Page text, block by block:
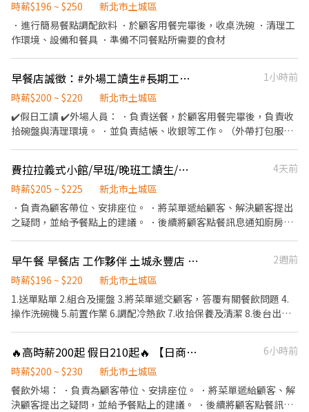
確認班表) ⭕工作內容 ▪外場 帶客入座→介紹、服務→商品提供→
食材補充→確認結帳金額→收銀結帳 等 ▪內場 商品進貨、準備、整
理→料理製作→提供餐點→餐具清洗→庫存盤點、出貨 等 ⭕企業魅
接觸店鋪的經營管理，例如：成本控管及數據分析等專業知識 ▪升
遷快速且制度完善，依努力及成果將有升遷加薪的機會 ▪享有完善
的福利制度，加班費為5分鐘為單位計算，重視員工的辛勤付出 ▪
計畫拓展全台灣，讓更多人有機會品嚐美味平價壽司，致力成為頂
尖品牌
時薪$196 ~ $250
新北市土城區
．進行簡易餐點調配飲料 ．於顧客用餐完畢後，收桌洗碗 ．清理工
作環境、設備和餐具 ．準備不同餐點所需要的食材
早餐店誠徵：#外場工讀生#長期工讀#兼差
1小時前
時薪$200 ~ $220
新北市土城區
✔️假日工讀 ✔️外場人員： ．負責送餐，於顧客用餐完畢後，負責收
拾碗盤與清理環境。 ．並負責結帳、收銀等工作。（外帶打包服
費拉拉義式小館/早班/晚班工讀生/假日配合上班
4天前
時薪$205 ~ $225
新北市土城區
．負責為顧客帶位、安排座位。 ．將菜單遞給顧客、解決顧客提出
之疑問，並給予餐點上的建議。 ．後續將顧客點餐訊息通知廚房做
結帳、收銀等工作。 ．負責清理工作環境、設備和餐具。 ．負責擺
盤、打包外帶服務。
早午餐 早餐店 工作夥伴 土城永豐店 假日兼職工讀人員
2週前
時薪$196 ~ $220
新北市土城區
1.送單點單 2.組合及擺盤 3.將菜單遞交顧客，答覆有關餐飲問題 4.
操作洗碗機 5.前置作業 6.調配冷熱飲 7.收拾保養及清潔 8.後台出餐
站工作區、幫助其他夥伴、工作能力好、犯錯率低者，每月再另外
發放小獎金，金額不等》 工作區域有冷氣 ##早餐店節奏快，故需要
具備抗壓能力## 不定時舉辦員工聚餐！
🔥高時薪200起 假日210起🔥 【日商 壽司郎】💰土城日月光店 -兼職☆ 歡迎二度就業、假日兼職、外籍學生、實習簽約、無經驗者，找的就是你
6小時前
時薪$200 ~ $230
新北市土城區
餐飲外場： ．負責為顧客帶位、安排座位。 ．將菜單遞給顧客、解
決顧客提出之疑問，並給予餐點上的建議。 ．後續將顧客點餐訊息